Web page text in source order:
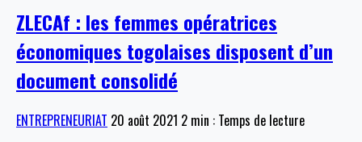
ZLECAf : les femmes opératrices
économiques togolaises disposent d’un
document consolidé
ENTREPRENEURIAT 20 août 2021 2 min : Temps de lecture